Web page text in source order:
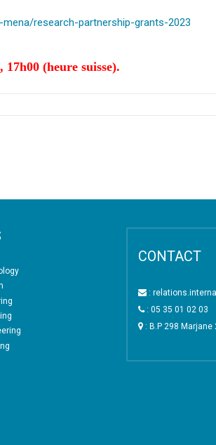
research-partnership-grants-2023
(heure suisse).
CONTACT
:
: 05 35 01 02 03
: B.P 298 Marjane